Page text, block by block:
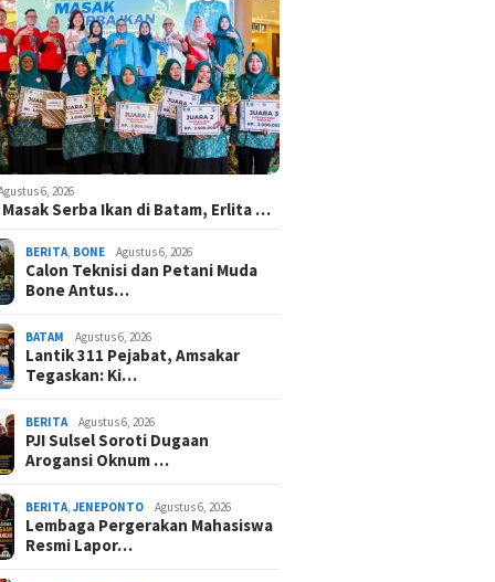
6, 2026
Serba Ikan di Batam, Erlita …
BERITA BONE Agustus 6, 2026
Calon Teknisi dan Petani Muda
Bone Antus…
BATAM Agustus 6, 2026
Lantik 311 Pejabat, Amsakar
Tegaskan: Ki…
BERITA Agustus 6, 2026
PJI Sulsel Soroti Dugaan
Arogansi Oknum …
BERITA ,JENEPONTO Agustus 6, 2026
Lembaga Pergerakan Mahasiswa
Resmi Lapor…